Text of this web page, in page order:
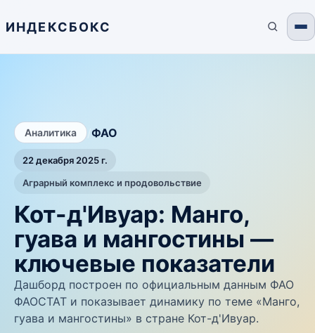
ИНДЕКСБОКС
Аналитика ФАО
22 декабря 2025 г.
Аграрный комплекс и продовольствие
Кот-д'Ивуар: Манго,
гуава и мангостины —
ключевые показатели
Дашборд построен по официальным данным ФАО
ФАОСТАТ и показывает динамику по теме «Манго,
гуава и мангостины» в стране Кот-д'Ивуар.